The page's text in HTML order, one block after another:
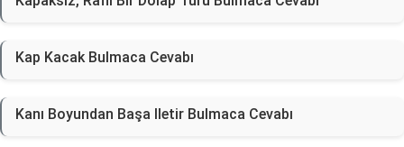
Kap Kacak Bulmaca Cevabı
Kanı Boyundan Başa Iletir Bulmaca Cevabı